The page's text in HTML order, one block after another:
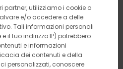
partner, utilizziamo i cookie o
e/o accedere a delle
Tali informazioni personali
il tuo indirizzo IP) potrebbero
e informazioni
dei contenuti e della
personalizzati, conoscere